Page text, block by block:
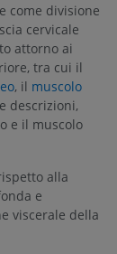
come divisione
cervicale
attorno ai
tra cui il
, il muscolo
descrizioni,
e il muscolo
alla
e
viscerale della